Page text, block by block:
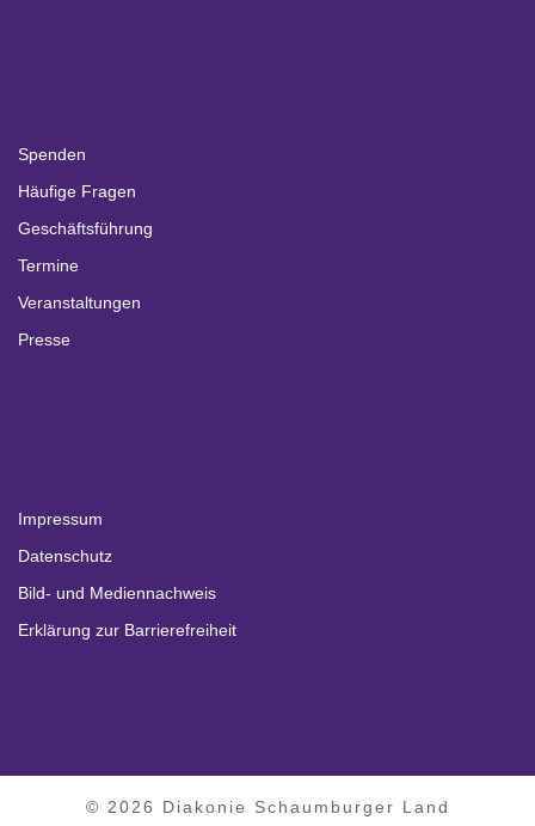
Spenden
Häufige Fragen
Geschäftsführung
Termine
Veranstaltungen
Presse
Impressum
Datenschutz
Bild- und Mediennachweis
Erklärung zur Barrierefreiheit
© 2026 Diakonie Schaumburger Land